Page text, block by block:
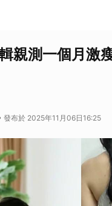
親測一個月激
發布於 2025年11月06日16:25